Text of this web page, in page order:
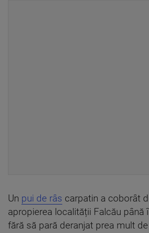
Un pui de râs carpatin a coborât
apropierea localității Falcău până
fără să pară deranjat prea mult